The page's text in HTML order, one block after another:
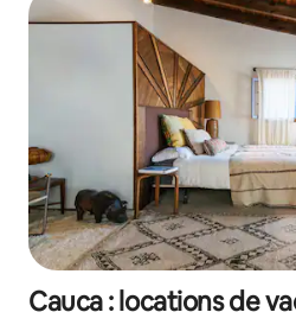
Cauca : locations de